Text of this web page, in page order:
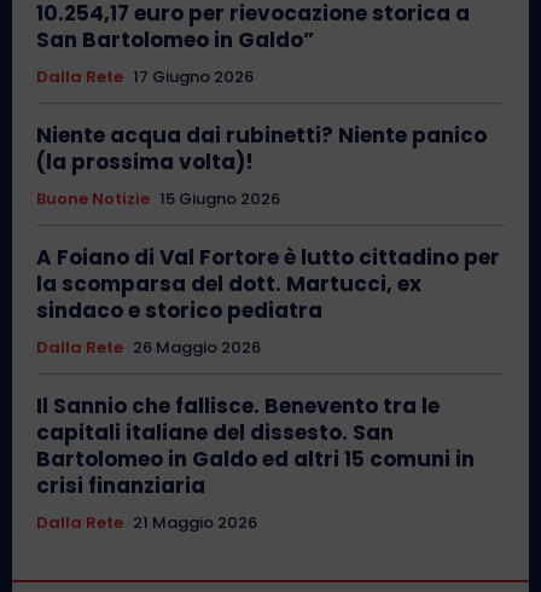
10.254,17 euro per rievocazione storica a
San Bartolomeo in Galdo”
Dalla Rete 17 Giugno 2026
Niente acqua dai rubinetti? Niente panico
(la prossima volta)!
Buone Notizie 15 Giugno 2026
A Foiano di Val Fortore è lutto cittadino per
la scomparsa del dott. Martucci, ex
sindaco e storico pediatra
Dalla Rete 26 Maggio 2026
Il Sannio che fallisce. Benevento tra le
capitali italiane del dissesto. San
Bartolomeo in Galdo ed altri 15 comuni in
crisi finanziaria
Dalla Rete 21 Maggio 2026